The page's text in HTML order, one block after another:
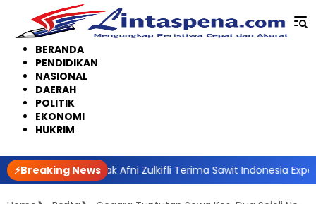
konten
BERANDA
PENDIDIKAN
NASIONAL
DAERAH
POLITIK
EKONOMI
HUKRIM
⚡Breaking News
Bupati Siak Afni Zulkifli Terima Sawit Indonesia Expo Award